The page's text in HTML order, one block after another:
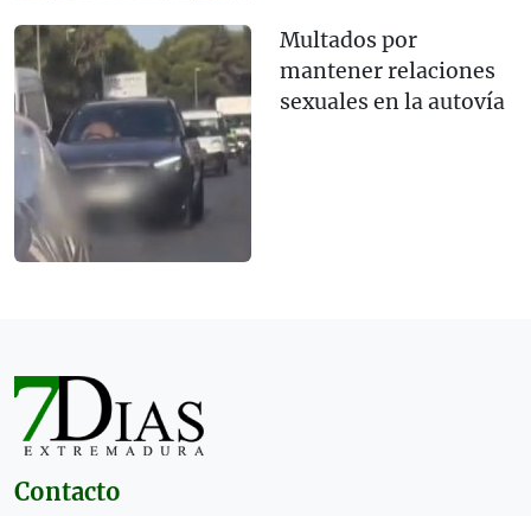
Multados por
mantener relaciones
sexuales en la autovía
Contacto